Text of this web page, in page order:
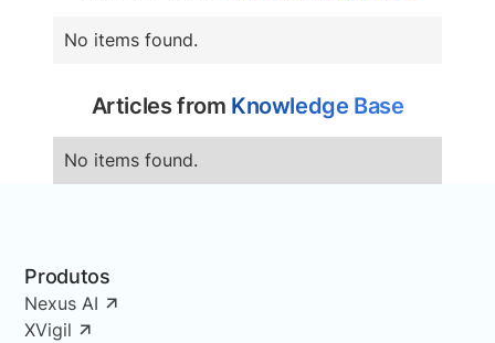
No items found.
Articles from Knowledge Base
No items found.
Produtos
Nexus AI
XVigil